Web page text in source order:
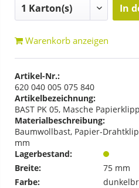
In
Warenkorb anzeigen
Artikel-Nr.:
620 040 005 075 840
Artikelbezeichnung:
BAST PK 05, Masche Papierklipp
Materialbeschreibung:
Baumwollbast, Papier-
mm
Lagerbestand:
Breite:
75 mm
Farbe: